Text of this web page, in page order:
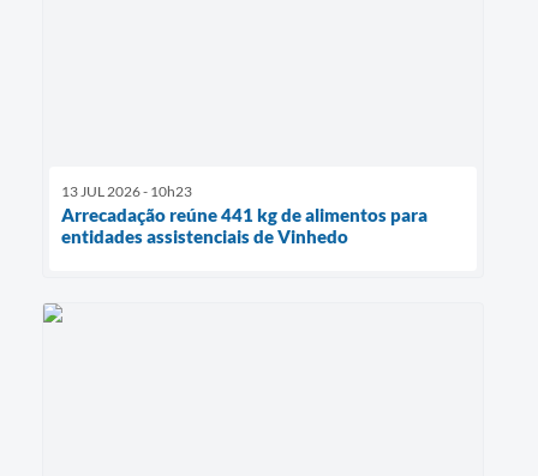
13 JUL 2026 - 10h23
Arrecadação reúne 441 kg de alimentos para
entidades assistenciais de Vinhedo